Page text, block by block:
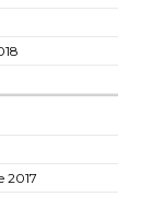
2017